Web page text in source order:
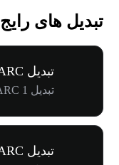
تبدیل های رایج
تبدیل ARC به USD
تبدیل 1 ARC به $0.0531
تبدیل ARC به PHP